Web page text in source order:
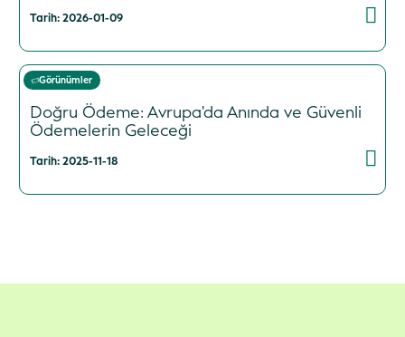
Tarih: 2026-01-09
Görünümler
Doğru Ödeme: Avrupa'da Anında ve Güvenli
Ödemelerin Geleceği
Tarih: 2025-11-18